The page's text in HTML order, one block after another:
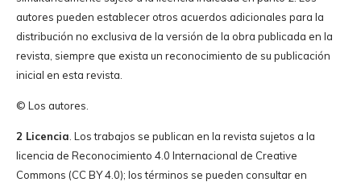
autores pueden establecer otros acuerdos adicionales para la
distribución no exclusiva de la versión de la obra publicada en la
revista, siempre que exista un reconocimiento de su publicación
inicial en esta revista.
© Los autores.
2 Licencia . Los trabajos se publican en la revista sujetos a la
licencia de Reconocimiento 4.0 Internacional de Creative
Commons (CC BY 4.0); los términos se pueden consultar en